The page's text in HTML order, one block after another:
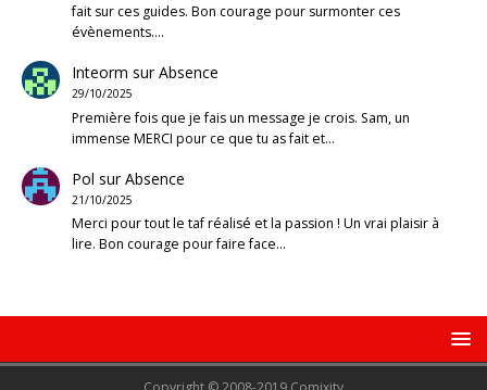
fait sur ces guides. Bon courage pour surmonter ces
évènements.…
Inteorm surAbsence
29/10/2025
Première fois que je fais un message je crois. Sam, un
immense MERCI pour ce que tu as fait et…
Pol surAbsence
21/10/2025
Merci pour tout le taf réalisé et la passion ! Un vrai plaisir à
lire. Bon courage pour faire face…